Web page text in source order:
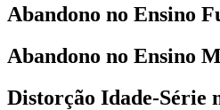
Abandono no Ensino
Abandono no Ensino
Distorção Idade-Série